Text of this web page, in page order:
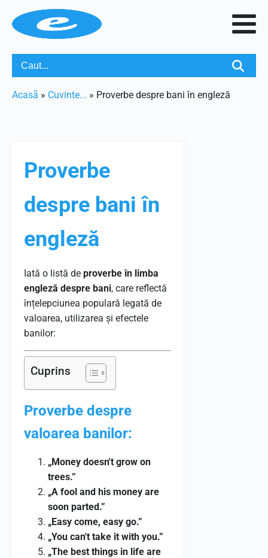
Acasã » Cuvinte... » Proverbe despre bani în engleză
Proverbe
despre bani în
engleză
Iată o listă de proverbe în limba
engleză despre bani, care reflectă
înțelepciunea populară legată de
valoarea, utilizarea și efectele
banilor:
Cuprins
Proverbe despre
valoarea banilor:
„Money doesn't grow on
trees.”
„A fool and his money are
soon parted.”
„Easy come, easy go.”
„You can't take it with you.”
„The best things in life are